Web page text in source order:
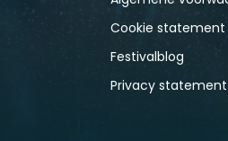
Cookie statement
Festivalblog
Privacy statement